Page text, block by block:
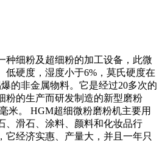
种细粉及超细粉的加工设备，此微
低硬度，湿度小于6%，莫氏硬度在
的非金属物料。它是经过20多次的
粉的生产而研发制造的新型磨粉
米。 HGM超细微粉磨粉机主要用
、滑石、涂料、颜料和化妆品行
它经济实惠、产量大，并且一年只